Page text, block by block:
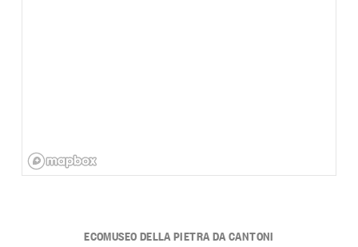
ECOMUSEO DELLA PIETRA DA CANTONI